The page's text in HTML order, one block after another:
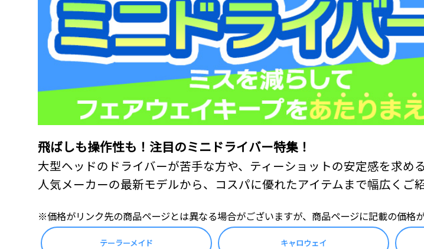
飛ばしも操作性も！注目のミニドライバー特集！
大型ヘッドのドライバーが苦手な方や、ティーショットの安定感を求め
人気メーカーの最新モデルから、コスパに優れたアイテムまで幅広くご紹
※価格がリンク先の商品ページとは異なる場合がございますが、商品ページに記載の価格
テーラーメイド キャロウェイ